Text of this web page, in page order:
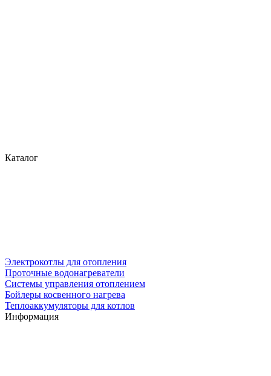
Каталог
Электрокотлы для отопления
Проточные водонагреватели
Системы управления отоплением
Бойлеры косвенного нагрева
Теплоаккумуляторы для котлов
Информация